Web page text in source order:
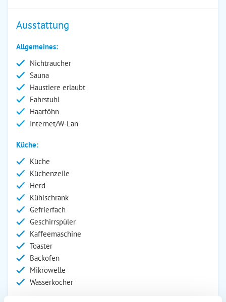
Ausstattung
Allgemeines:
Nichtraucher
Sauna
Haustiere erlaubt
Fahrstuhl
Haarföhn
Internet/W-Lan
Küche:
Küche
Küchenzeile
Herd
Kühlschrank
Gefrierfach
Geschirrspüler
Kaffeemaschine
Toaster
Backofen
Mikrowelle
Wasserkocher